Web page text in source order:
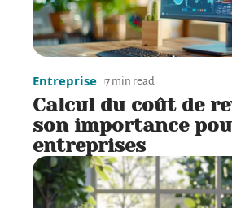
Entreprise 7 min read
Calcul du coût de
son importance
entreprises